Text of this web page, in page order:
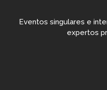
Eventos singulares e
expertos